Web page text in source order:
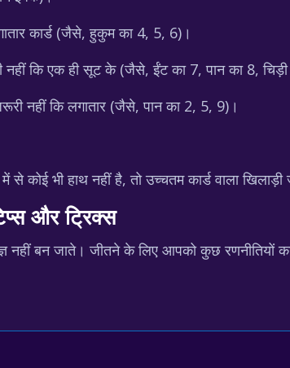
कार्ड (जैसे, हुकुम का 4, 5, 6)।
नहीं कि एक ही सूट के (जैसे, ईंट का 7, पान का 8,
नहीं कि लगातार (जैसे, पान का 2, 5, 9)।
से कोई भी हाथ नहीं है, तो उच्चतम कार्ड वाला खिलाड़ी
और ट्रिक्स
नहीं बन जाते। जीतने के लिए आपको कुछ रणनीतियों